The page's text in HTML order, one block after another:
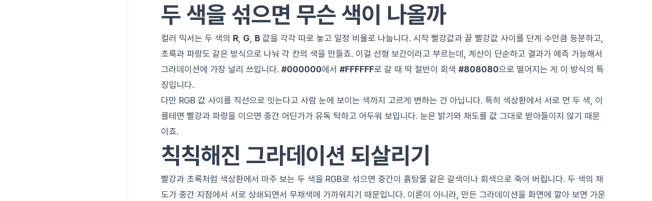
두 색을 섞으면 무슨 색이 나올까
컬러 믹서는 두 색의 R, G, B 값을 각각 따로 놓고 일정 비율로 나눕니다. 시작 빨강값과 끝 빨강값 사이를 단계 수만큼 등분하고,
초록과 파랑도 같은 방식으로 나눠 각 칸의 색을 만들죠. 이걸 선형 보간이라고 부르는데, 계산이 단순하고 결과가 예측 가능해서
그라데이션에 가장 널리 쓰입니다. #000000에서 #FFFFFF로 갈 때 딱 절반이 회색 #808080으로 떨어지는 게 이 방식의 특
징입니다.
다만 RGB 값 사이를 직선으로 잇는다고 사람 눈에 보이는 색까지 고르게 변하는 건 아닙니다. 특히 색상환에서 서로 먼 두 색, 이
를테면 빨강과 파랑을 이으면 중간 어딘가가 유독 탁하고 어두워 보입니다. 눈은 밝기와 채도를 값 그대로 받아들이지 않기 때문
이죠.
칙칙해진 그라데이션 되살리기
빨강과 초록처럼 색상환에서 마주 보는 두 색을 RGB로 섞으면 중간이 흙탕물 같은 갈색이나 회색으로 죽어 버립니다. 두 색의 채
도가 중간 지점에서 서로 상쇄되면서 무채색에 가까워지기 때문입니다. 이론이 아니라, 만든 그라데이션을 화면에 깔아 보면 가운